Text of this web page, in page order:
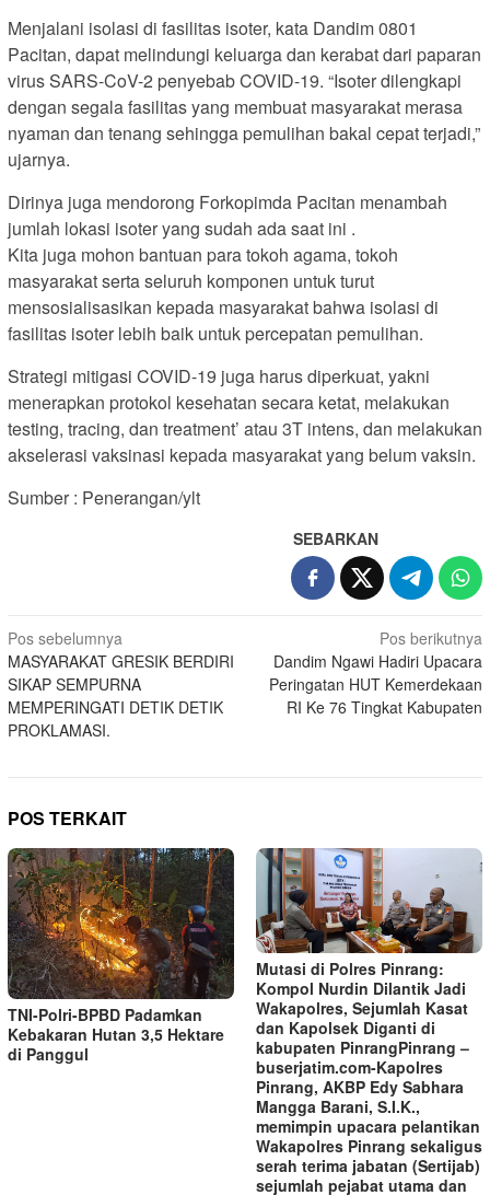
Menjalani isolasi di fasilitas isoter, kata Dandim 0801
Pacitan, dapat melindungi keluarga dan kerabat dari paparan
virus SARS-CoV-2 penyebab COVID-19. “Isoter dilengkapi
dengan segala fasilitas yang membuat masyarakat merasa
nyaman dan tenang sehingga pemulihan bakal cepat terjadi,”
ujarnya.
Dirinya juga mendorong Forkopimda Pacitan menambah
jumlah lokasi isoter yang sudah ada saat ini .
Kita juga mohon bantuan para tokoh agama, tokoh
masyarakat serta seluruh komponen untuk turut
mensosialisasikan kepada masyarakat bahwa isolasi di
fasilitas isoter lebih baik untuk percepatan pemulihan.
Strategi mitigasi COVID-19 juga harus diperkuat, yakni
menerapkan protokol kesehatan secara ketat, melakukan
testing, tracing, dan treatment’ atau 3T intens, dan melakukan
akselerasi vaksinasi kepada masyarakat yang belum vaksin.
Sumber : Penerangan/ylt
SEBARKAN
Navigasi
pos
Pos sebelumnya
MASYARAKAT GRESIK BERDIRI
SIKAP SEMPURNA
MEMPERINGATI DETIK DETIK
PROKLAMASI.
Pos berikutnya
Dandim Ngawi Hadiri Upacara
Peringatan HUT Kemerdekaan
RI Ke 76 Tingkat Kabupaten
POS TERKAIT
TNI-Polri-BPBD Padamkan
Kebakaran Hutan 3,5 Hektare
di Panggul
Mutasi di Polres Pinrang:
Kompol Nurdin Dilantik Jadi
Wakapolres, Sejumlah Kasat
dan Kapolsek Diganti di
kabupaten Pinrang‎‎Pinrang –
buserjatim.com-Kapolres
Pinrang, AKBP Edy Sabhara
Mangga Barani, S.I.K.,
memimpin upacara pelantikan
Wakapolres Pinrang sekaligus
serah terima jabatan (Sertijab)
sejumlah pejabat utama dan